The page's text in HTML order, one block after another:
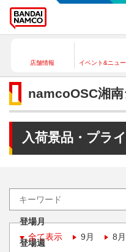
店舗情報 イベント&ニュー
namcoOSC湘
入荷景品・プラ
登場月
全て表示
9月 8月
登場週